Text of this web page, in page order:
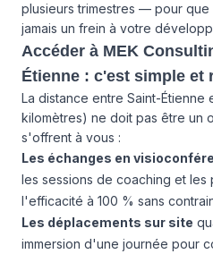
plusieurs trimestres — pour que
jamais un frein à votre
Accéder à MEK
Étienne : c'est simple et
La distance entre Saint-Étienne
kilomètres) ne doit pas être un
s'offrent à vous :
Les échanges en
les sessions de coaching et
l'efficacité à 100 % sans
Les déplacements sur site
immersion d'une journée pour